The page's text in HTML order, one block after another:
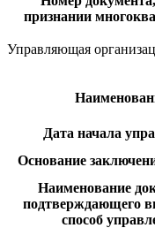
признании
Управляющая
Дата начала
Основание
Наименование
подтверждающего
способ